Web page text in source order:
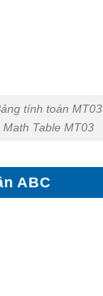
tính toán MT03
Table MT03
ABC